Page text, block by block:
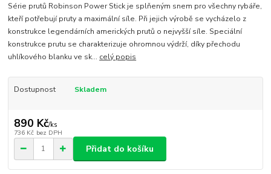
Série prutů Robinson Power Stick je splňeným snem pro všechny rybáře,
kteří potřebují pruty a maximální síle. Při jejich výrobě se vycházelo z
konstrukce legendárních amerických prutů o nejvyšší síle. Speciální
konstrukce prutu se charakterizuje ohromnou výdrží, díky přechodu
uhlíkového blanku ve sk... celý popis
Dostupnost Skladem
890 Kč/ks
736 Kč bez DPH
Přidat do košíku